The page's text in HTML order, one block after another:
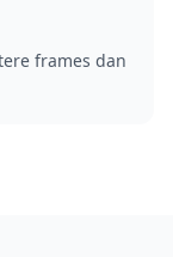
frames dan